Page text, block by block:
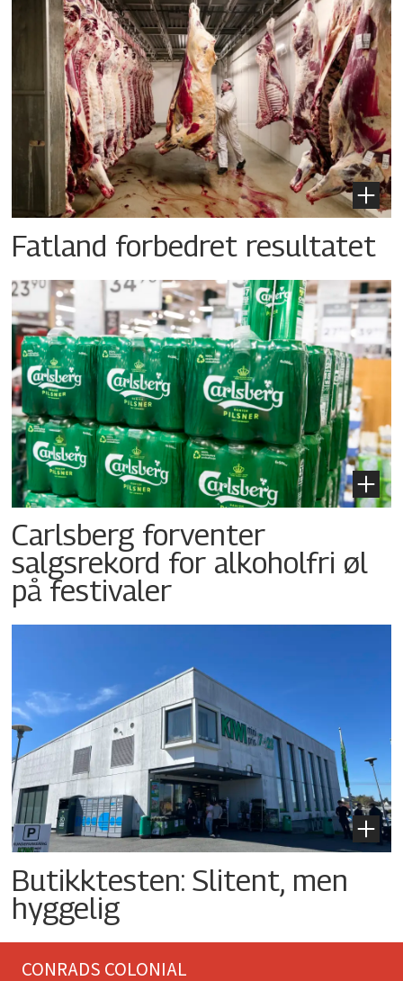
Fatland forbedret resultatet
Carlsberg forventer
salgsrekord for alkoholfri øl
på festivaler
Butikktesten: Slitent, men
hyggelig
CONRADS COLONIAL